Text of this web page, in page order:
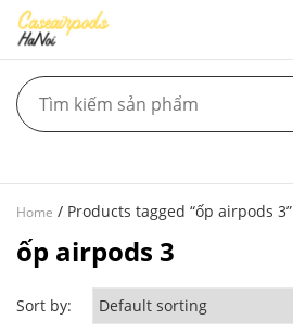
Home / Products tagged “ốp airpods 3”
ốp airpods 3
Sort by: